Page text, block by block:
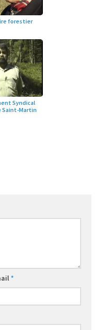
forestier
Syndical
Saint-Martin
*